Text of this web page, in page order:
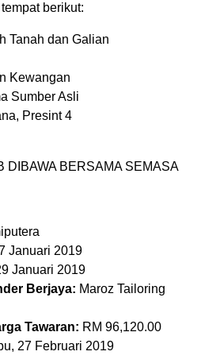
berikut:
Tanah dan Galian
Kewangan
Sumber Asli
Presint 4
DIBAWA BERSAMA SEMASA
Januari 2019
Januari 2019
Berjaya: Maroz Tailoring
Tawaran: RM 96,120.00
27 Februari 2019